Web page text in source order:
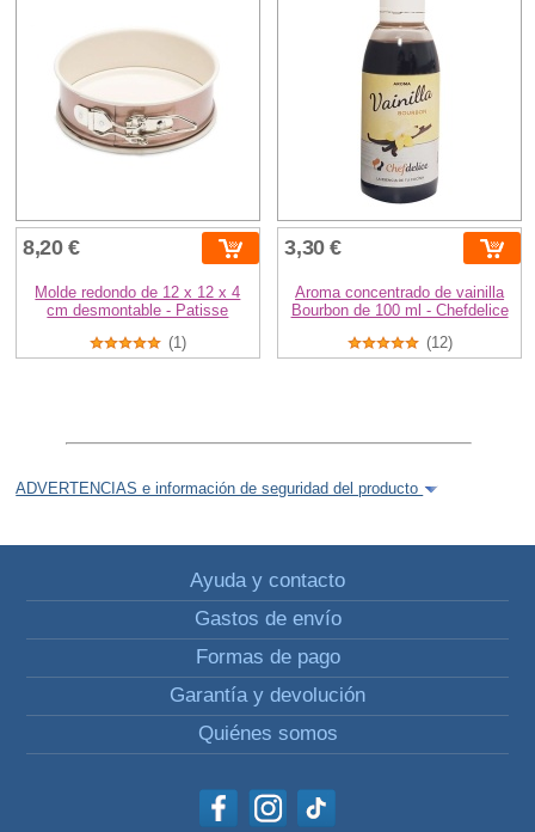
8,20 €
Molde redondo de 12 x 12 x 4
cm desmontable - Patisse
(1)
3,30 €
Aroma concentrado de vainilla
Bourbon de 100 ml - Chefdelice
(12)
ADVERTENCIAS e información de seguridad del producto
Ayuda y contacto
Gastos de envío
Formas de pago
Garantía y devolución
Quiénes somos